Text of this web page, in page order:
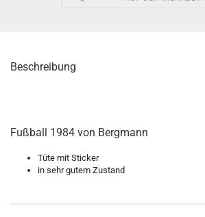
Beschreibung
Fußball 1984 von Bergmann
Tüte mit Sticker
in sehr gutem Zustand